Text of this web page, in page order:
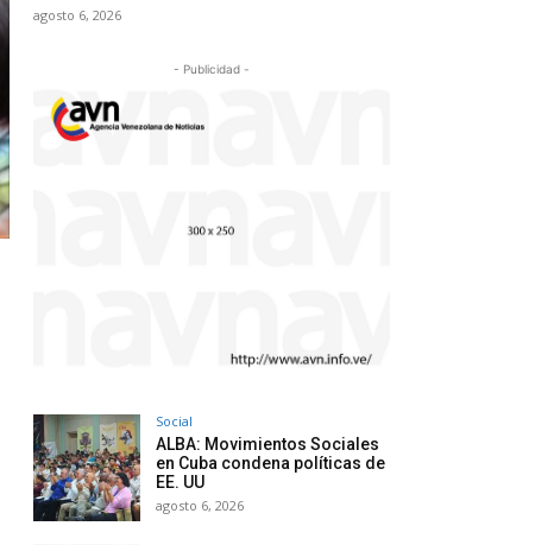
agosto 6, 2026
- Publicidad -
Social
ALBA: Movimientos Sociales
en Cuba condena políticas de
EE. UU
agosto 6, 2026